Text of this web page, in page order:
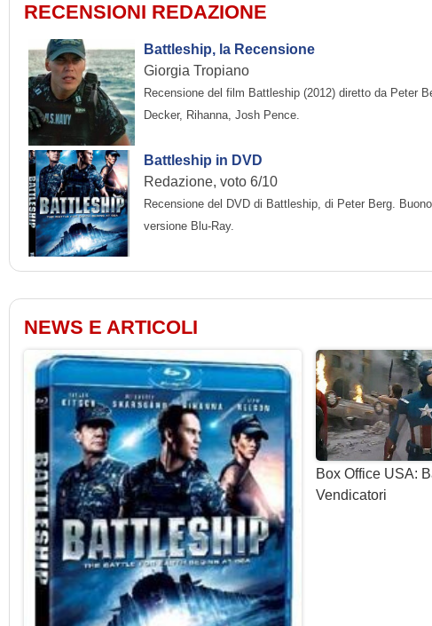
RECENSIONI REDAZIONE
Battleship, la Recensione
Giorgia Tropiano
Recensione del film Battleship (2012) diretto da Peter
Decker, Rihanna, Josh Pence.
Battleship in DVD
Redazione, voto 6/10
Recensione del DVD di Battleship, di Peter Berg.
versione Blu-Ray.
NEWS E ARTICOLI
Box Office USA:
Vendicatori